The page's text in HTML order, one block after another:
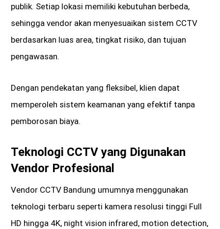
publik. Setiap lokasi memiliki kebutuhan berbeda,
sehingga vendor akan menyesuaikan sistem CCTV
berdasarkan luas area, tingkat risiko, dan tujuan
pengawasan.
Dengan pendekatan yang fleksibel, klien dapat
memperoleh sistem keamanan yang efektif tanpa
pemborosan biaya.
Teknologi CCTV yang Digunakan
Vendor Profesional
Vendor CCTV Bandung umumnya menggunakan
teknologi terbaru seperti kamera resolusi tinggi Full
HD hingga 4K, night vision infrared, motion detection,